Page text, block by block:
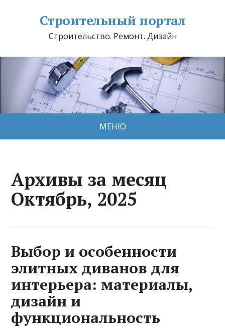
Строительный портал
Строительство. Ремонт. Дизайн
МЕНЮ
Архивы за месяц
Октябрь, 2025
Выбор и особенности
элитных диванов для
интерьера: материалы,
дизайн и
функциональность